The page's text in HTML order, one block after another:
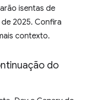
isentas de
2025. Confira
contexto.
do